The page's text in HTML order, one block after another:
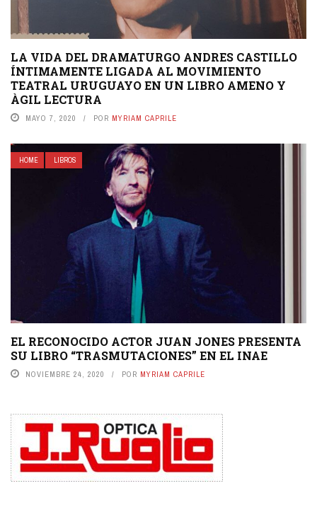
LA VIDA DEL DRAMATURGO ANDRES CASTILLO
ÍNTIMAMENTE LIGADA AL MOVIMIENTO
TEATRAL URUGUAYO EN UN LIBRO AMENO Y
ÀGIL LECTURA
MAYO 7, 2020 POR MYRIAM CAPRILE
HOME LIBROS
EL RECONOCIDO ACTOR JUAN JONES PRESENTA
SU LIBRO “TRASMUTACIONES” EN EL INAE
NOVIEMBRE 24, 2020 POR MYRIAM CAPRILE